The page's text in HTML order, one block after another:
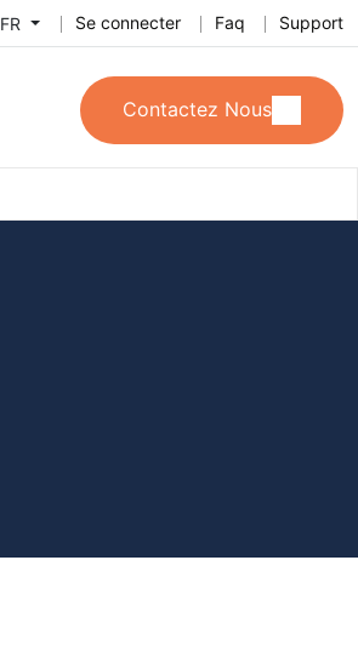
FR Se connecter Faq Support
Contactez Nous